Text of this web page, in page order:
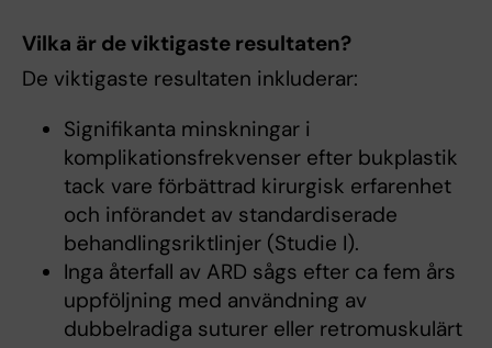
Vilka är de viktigaste resultaten?
De viktigaste resultaten inkluderar:
Signifikanta minskningar i
komplikationsfrekvenser efter bukplastik
tack vare förbättrad kirurgisk erfarenhet
och införandet av standardiserade
behandlingsriktlinjer (Studie I).
Inga återfall av ARD sågs efter ca fem års
uppföljning med användning av
dubbelradiga suturer eller retromuskulärt